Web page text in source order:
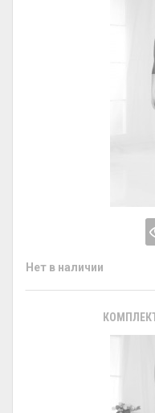
Нет в наличии